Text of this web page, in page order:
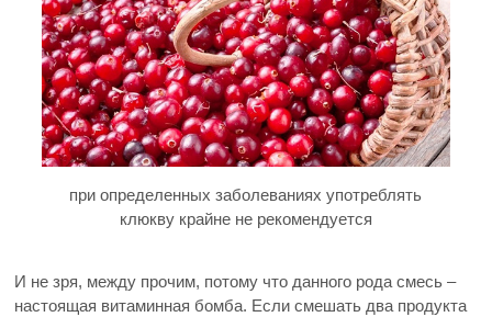
при определенных заболеваниях употреблять
клюкву крайне не рекомендуется
И не зря, между прочим, потому что данного рода смесь –
настоящая витаминная бомба. Если смешать два продукта